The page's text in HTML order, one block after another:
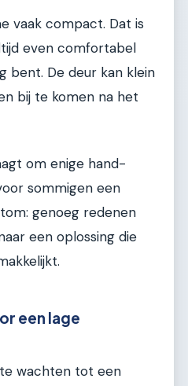
vaak compact. Dat is
even comfortabel
bent. De deur kan klein
bij te komen na het
om enige hand-
sommigen een
genoeg redenen
een oplossing die
een lage
wachten tot een